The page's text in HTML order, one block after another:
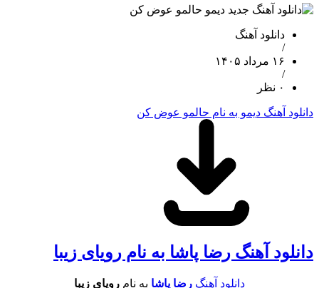
دانلود آهنگ
/
۱۶ مرداد ۱۴۰۵
/
۰ نظر
دانلود آهنگ دیمو به نام حالمو عوض کن
دانلود آهنگ رضا پاشا به نام رویای زیبا
دانلود آهنگ رضا پاشا به نام رویای زیبا